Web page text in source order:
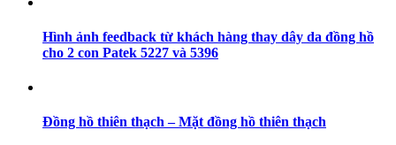
Hình ảnh feedback từ khách hàng thay dây da đồng hồ
cho 2 con Patek 5227 và 5396
Đồng hồ thiên thạch – Mặt đồng hồ thiên thạch